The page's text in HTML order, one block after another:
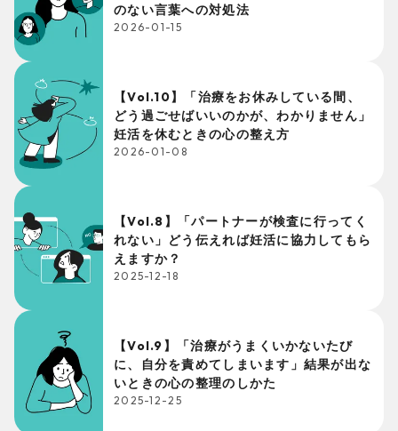
のない言葉への対処法
2026-01-15
【Vol.10】「治療をお休みしている間、
どう過ごせばいいのかが、わかりません」
妊活を休むときの心の整え方
2026-01-08
【Vol.8】「パートナーが検査に行ってく
れない」どう伝えれば妊活に協力してもら
えますか？
2025-12-18
【Vol.9】「治療がうまくいかないたび
に、自分を責めてしまいます」結果が出な
いときの心の整理のしかた
2025-12-25